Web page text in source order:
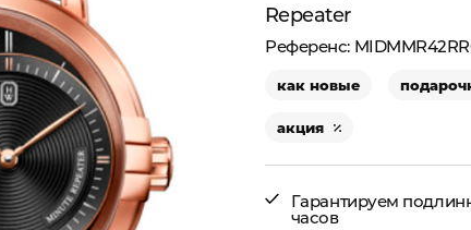
Repeater
как новые
акция
Гарантируем
часов